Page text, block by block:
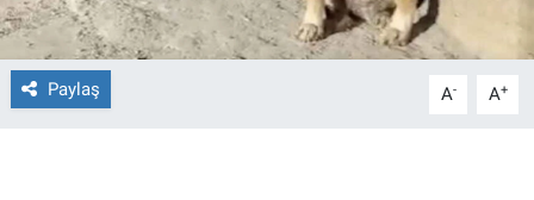
Paylaş A- A+
Gün Bitiyor
Gün Ortası